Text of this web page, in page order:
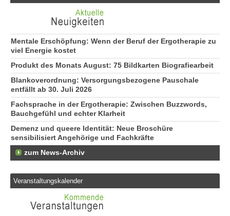
Mentale Erschöpfung: Wenn der Beruf der Ergotherapie zu
viel Energie kostet
Produkt des Monats August: 75 Bildkarten Biografiearbeit
Blankoverordnung: Versorgungsbezogene Pauschale
entfällt ab 30. Juli 2026
Fachsprache in der Ergotherapie: Zwischen Buzzwords,
Bauchgefühl und echter Klarheit
Demenz und queere Identität: Neue Broschüre
sensibilisiert Angehörige und Fachkräfte
zum News-Archiv
Veranstaltungskalender